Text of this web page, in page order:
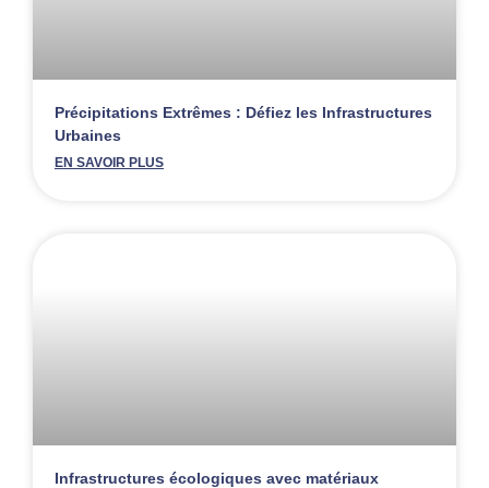
Précipitations Extrêmes : Défiez les Infrastructures
Urbaines
EN SAVOIR PLUS
Infrastructures écologiques avec matériaux